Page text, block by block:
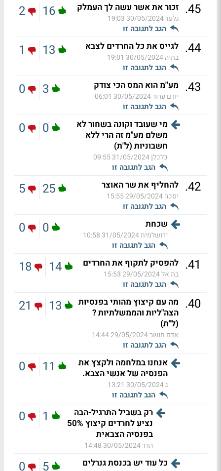
45
. זכור את אשר עשה לך העמלק
גלעד30/05/2024 19:03
הגב לתגובה זו
16
2
44
. לגייס את כל החרדים לצבא
בתיה30/05/2024 19:01
הגב לתגובה זו
13
1
43
. מע''מ הוא המס הכי צודק
יורם ערור30/05/2024 06:01
הגב לתגובה זו
3
0
מי שעובד וקונה בשחור לא
משלם מע"מ זה הרי ללא
חשבוניות (ל"ת)
כלכלן31/05/2024 09:55
הגב לתגובה זו
0
0
42
. להחליף את שר האוצר
יסכה29/05/2024 15:55
הגב לתגובה זו
25
5
שכחת
ירושלמית31/05/2024 10:58
הגב לתגובה זו
0
0
41
. להפסיק לתקוף את החרדים
בת אל29/05/2024 15:53
הגב לתגובה זו
14
18
40
. מה עם קיצוץ מהותי בפנסיות
הצה"ליות והממשלתיות ?
(ל"ת)
אדם חושב29/05/2024 14:44
הגב לתגובה זו
13
21
אנחנו במלחמה ולקצץ את
הפנסיה של אנשי הצבא.
ג30/05/2024 13:21
הגב לתגובה זו
11
0
רק בשביל התרגיל-הבה
נציע לחרדים קיצוץ 50%
בפנסיה הצבאית
הדר30/05/2024 14:48
1
0
כל עוד יש בכנסת גנרלים
5
0